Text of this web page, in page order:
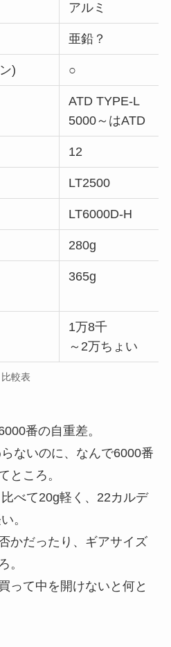
アルミ
亜鉛？
) ○
ATD TYPE-L
5000～はATD
12
LT2500
LT6000D-H
280g
365g
1万8千
～2万ちょい
比較表
番の自重差。
ないのに、なんで6000番
ところ。
べて20g軽く、22カルデ
。
かだったり、ギアサイズ
。
って中を開けないと何と